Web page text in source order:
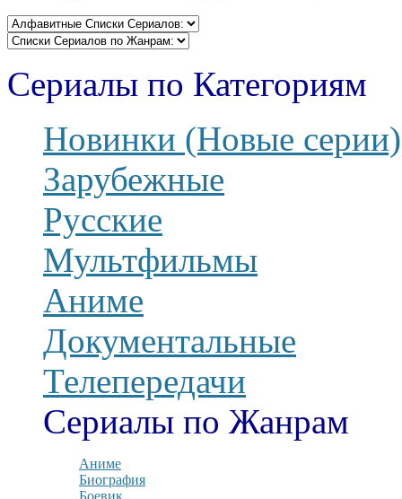
Сериалы по Категориям
Новинки (Новые серии)
Зарубежные
Русские
Мультфильмы
Аниме
Документальные
Телепередачи
Сериалы по Жанрам
Аниме
Биография
Боевик